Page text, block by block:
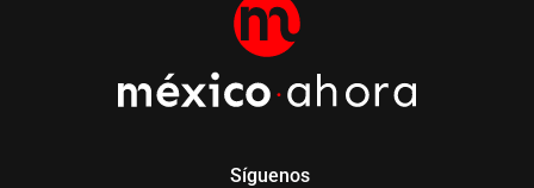
Síguenos